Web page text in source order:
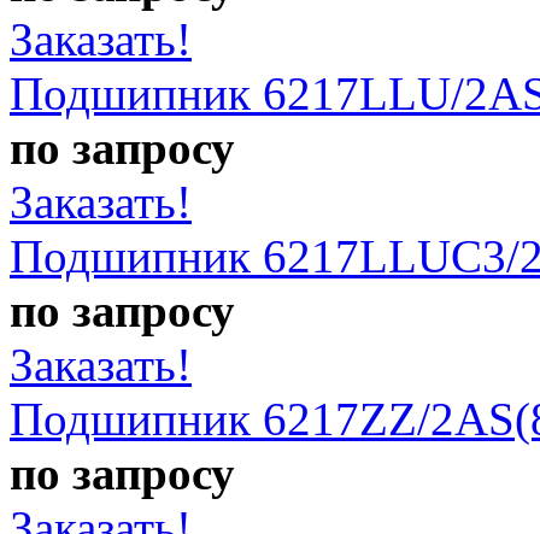
Заказать!
Подшипник 6217LLU/
по запросу
Заказать!
Подшипник 6217LLUC3/
по запросу
Заказать!
Подшипник 6217ZZ/
по запросу